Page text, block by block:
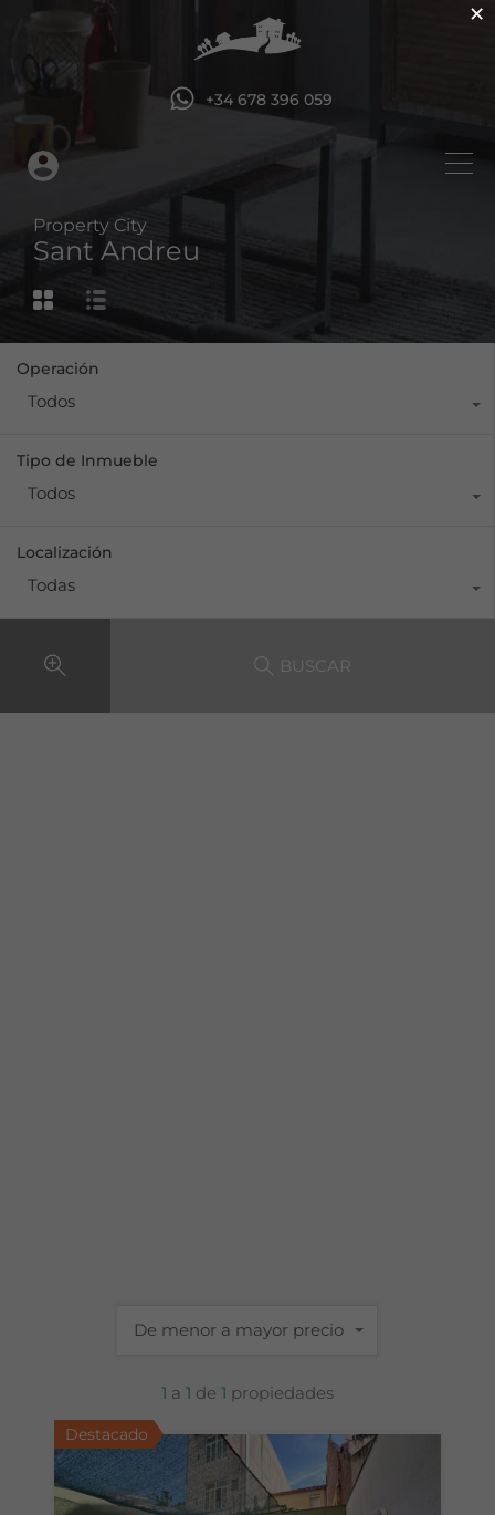
+34 678 396 059
Property City
Sant Andreu
Operación
Todos
Tipo de Inmueble
Todos
Localización
Todas
BUSCAR
1 a 1 de 1 propiedades
De menor a mayor precio
Destacado
×